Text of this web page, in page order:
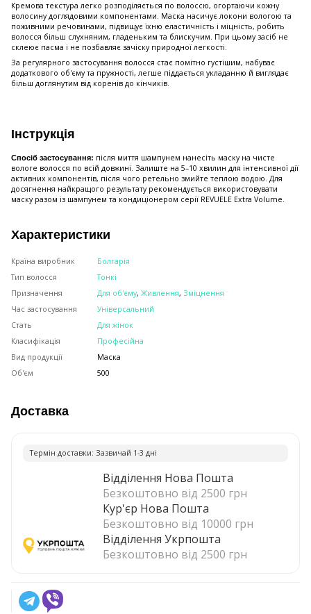
Кремова текстура легко розподіляється по волоссю, огортаючи кожну
волосину доглядовими компонентами. Маска насичує локони вологою та
поживними речовинами, підвищує їхню еластичність і міцність, робить
волосся більш слухняним, гладеньким та блискучим. При цьому засіб не
склеює пасма і не позбавляє зачіску природної легкості.
За регулярного застосування волосся стає помітно густішим, набуває
додаткового об'єму та пружності, легше піддається укладанню й виглядає
більш доглянутим від коренів до кінчиків.
Інструкція
Спосіб застосування: після миття шампунем нанесіть маску на чисте
вологе волосся по всій довжині. Залиште на 5–10 хвилин для інтенсивної дії
активних компонентів, після чого ретельно змийте теплою водою. Для
досягнення найкращого результату рекомендується використовувати
маску разом із шампунем та кондиціонером серії REVUELE Extra Volume.
Характеристики
Країна виробник
Болгарія
Тип волосся
Тонкі
Призначення
Для об'єму, Живлення, Зміцнення
Час застосування
Універсальний
Стать
Для жінок
Класифікація
Професійна
Вид продукції
Маска
Об'єм
500
Доставка
Термiн доставки: Зазвичай 1-3 днi
Відділення Нова Пошта
Безкоштовно від 2500 грн
Кур'єр Нова Пошта
Безкоштовно від 10000 грн
Відділення Укрпошта
Безкоштовно від 2500 грн